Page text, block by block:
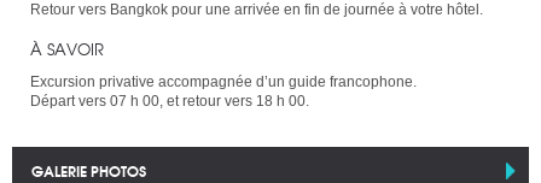
Retour vers Bangkok pour une arrivée en fin de journée à votre hôtel.
À SAVOIR
Excursion privative accompagnée d’un guide francophone.
Départ vers 07 h 00, et retour vers 18 h 00.
GALERIE PHOTOS